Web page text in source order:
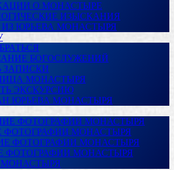
О МОНАСТЫРЕ
ИЗЫСКАНИЯ
ЮРЬЕВА МОНАСТЫРЯ
БОГОСЛУЖЕНИЙ
ЗАПИСКИ
МОНАСТЫРЯ
ЭКСКУРСИЮ
ЮРЬЕВА МОНАСТЫРЯ
ФОТОГРАФИИ МОНАСТЫРЯ
ФОТОГРАФИИ МОНАСТЫРЯ
ФОТОГРАФИИ МОНАСТЫРЯ
ФОТОГРАФИИ МОНАСТЫРЯ